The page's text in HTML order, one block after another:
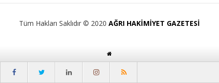
Tüm Hakları Saklıdır © 2020 AĞRI HAKİMİYET GAZETESİ